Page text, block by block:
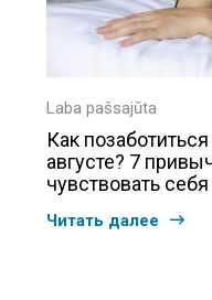
Laba pašsajūta
Как
августе? 7
чувствовать
Читать далее